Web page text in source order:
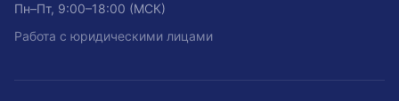
Пн–Пт, 9:00–18:00 (МСК)
Работа с юридическими лицами